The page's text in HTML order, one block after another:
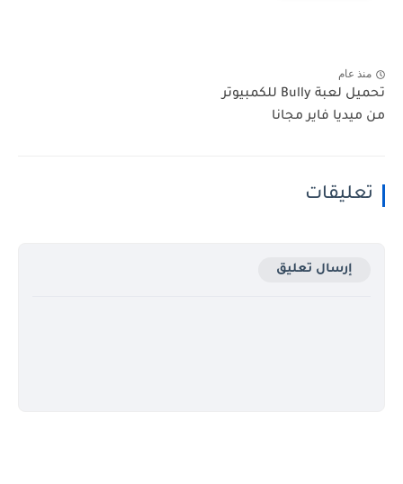
منذ عام
تحميل لعبة Bully للكمبيوتر
من ميديا فاير مجانا
تعليقات
إرسال تعليق